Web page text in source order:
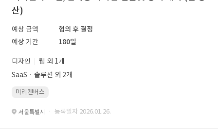
산)
예상 금액
협의 후 결정
예상 기간
180일
디자인
웹 외 1개
SaaSㆍ솔루션 외 2개
미리캔버스
서울특별시 · 등록일자 2026.01.26.